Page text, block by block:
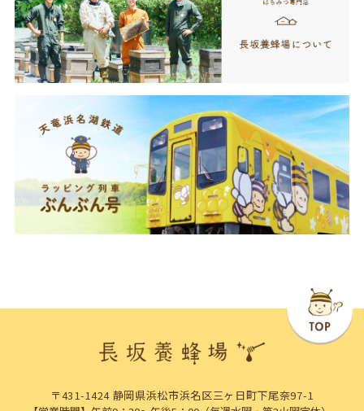
〒431-1424 静岡県浜松市浜名区三ヶ日町下尾奈97-1